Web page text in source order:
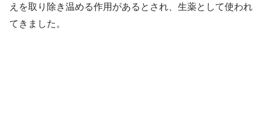
えを取り除き温める作用があるとされ、生薬として使われ
てきました。